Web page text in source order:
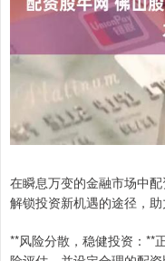
在瞬息万变的金融市场中
解锁投资新机遇的途径，助
**风险分散，稳健投资：**